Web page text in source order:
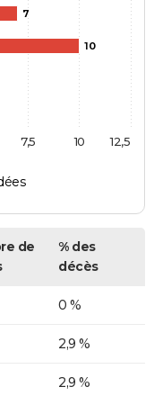
7
10
10
7,5 12,5
de
% des
décès
0 %
2,9 %
2,9 %